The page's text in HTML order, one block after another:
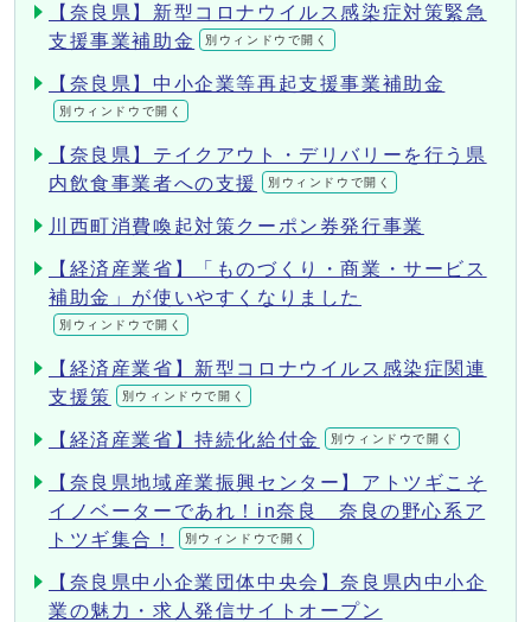
【奈良県】新型コロナウイルス感染症対策緊急
支援事業補助金
別ウィンドウで開く
【奈良県】中小企業等再起支援事業補助金
別ウィンドウで開く
【奈良県】テイクアウト・デリバリーを行う県
内飲食事業者への支援
別ウィンドウで開く
川西町消費喚起対策クーポン券発行事業
【経済産業省】「ものづくり・商業・サービス
補助金」が使いやすくなりました
別ウィンドウで開く
【経済産業省】新型コロナウイルス感染症関連
支援策
別ウィンドウで開く
【経済産業省】持続化給付金 別ウィンドウで開く
【奈良県地域産業振興センター】アトツギこそ
イノベーターであれ！in奈良 奈良の野心系ア
トツギ集合！
別ウィンドウで開く
【奈良県中小企業団体中央会】奈良県内中小企
業の魅力・求人発信サイトオープン